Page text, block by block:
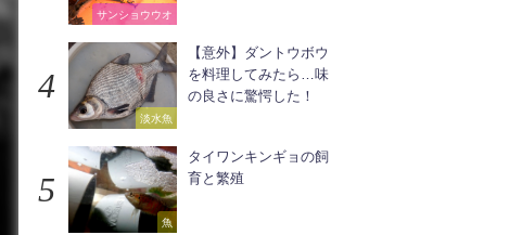
サンショウウオ
淡水魚
【意外】ダントウボウ
を料理してみたら…味
の良さに驚愕した！
魚
タイワンキンギョの飼
育と繁殖